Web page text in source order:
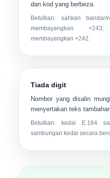
dan kod yang berbeza.
Betulkan: sahkan bandar/
membayangkan
membayangkan +242.
Tiada digit
Nombor yang disalin
menyertakan teks
Betulkan: kedai E.164
sambungan kedai secara